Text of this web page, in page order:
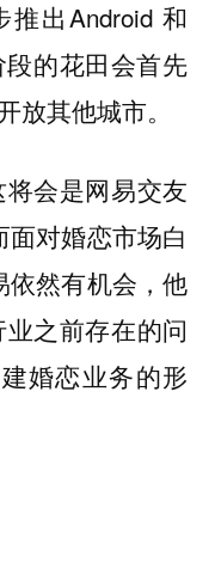
推出Android 和
的花田会首先
放其他城市。
将会是网易交友
对婚恋市场白
依然有机会，他
之前存在的问
婚恋业务的形